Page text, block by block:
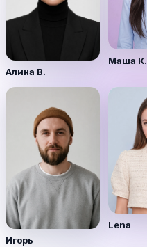
Алина В.
Маша К.
Игорь
Lena